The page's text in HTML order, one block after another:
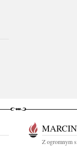
Z ogromnym